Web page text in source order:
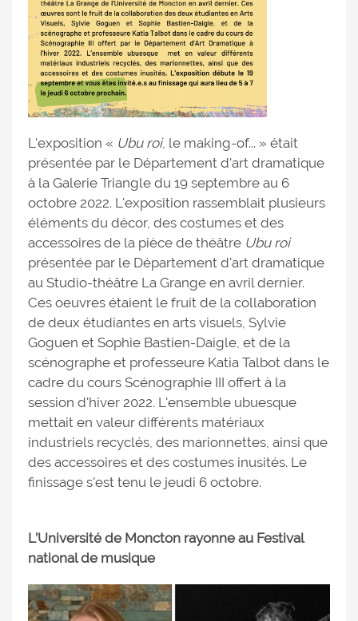
L'exposition « Ubu roi, le making-of... » était
présentée par le Département d'art dramatique
à la Galerie Triangle du 19 septembre au 6
octobre 2022. L'exposition rassemblait plusieurs
éléments du décor, des costumes et des
accessoires de la pièce de théâtre Ubu roi
présentée par le Département d'art dramatique
au Studio-théâtre La Grange en avril dernier.
Ces oeuvres étaient le fruit de la collaboration
de deux étudiantes en arts visuels, Sylvie
Goguen et Sophie Bastien-Daigle, et de la
scénographe et professeure Katia Talbot dans le
cadre du cours Scénographie III offert à la
session d'hiver 2022. L'ensemble ubuesque
mettait en valeur différents matériaux
industriels recyclés, des marionnettes, ainsi que
des accessoires et des costumes inusités. Le
finissage s'est tenu le jeudi 6 octobre.
L’Université de Moncton rayonne au Festival
national de musique